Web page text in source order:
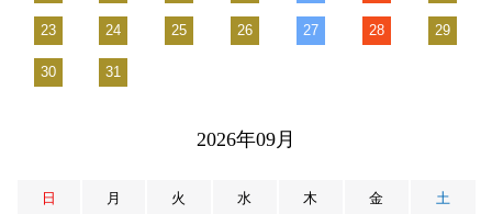
23 24 25 26 27 28 29
30 31
2026年09月
日 月 火 水 木 金 土